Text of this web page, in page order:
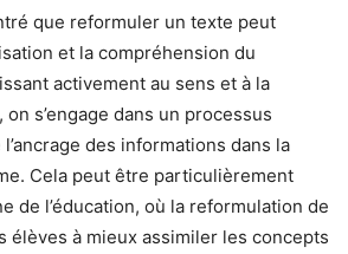
que reformuler un texte peut
et la compréhension du
activement au sens et à la
on s’engage dans un processus
des informations dans la
Cela peut être particulièrement
de l’éducation, où la reformulation de
élèves à mieux assimiler les concepts